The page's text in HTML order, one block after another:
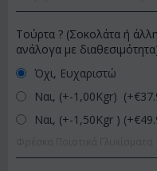
Τούρτα ? (Σοκολάτα ή
ανάλογα με
Όχι, Ευχαριστώ
Ναι, (+-1,00Kgr) (+€
Ναι, (+-1,50Kgr ) (+€